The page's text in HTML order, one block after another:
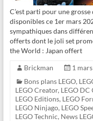
C’est parti pour une
disponibles ce 1er mars
sympathiques dans
offerts dont le joli set
the World : Japan offert
Brickman
1
Bons plans LEGO,
LEGO Creator, LEGO DC
LEGO Editions, LEGO
LEGO Ninjago, LEGO
LEGO Technic, News